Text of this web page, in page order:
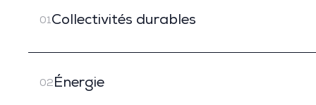
01Collectivités durables
02 Énergie